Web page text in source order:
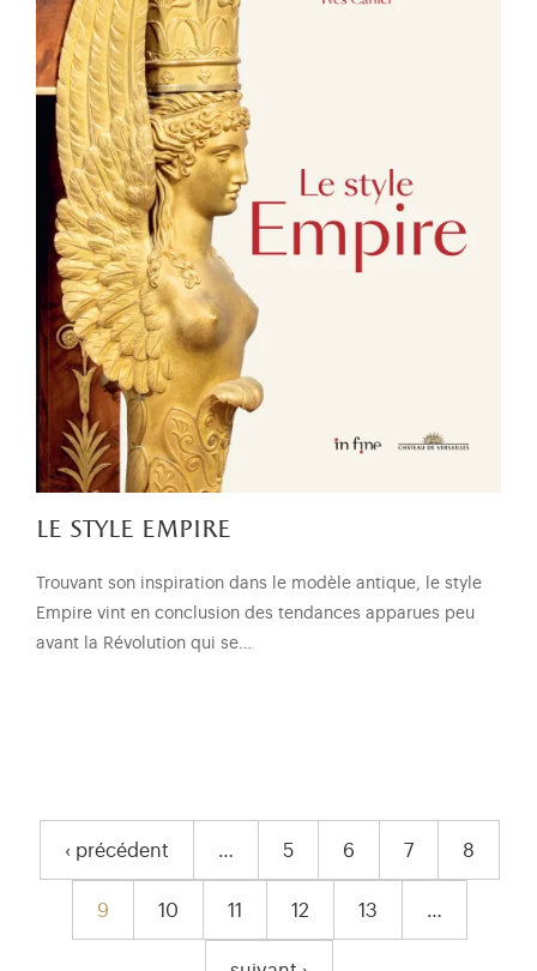
le style empire
Trouvant son inspiration dans le modèle antique, le style
Empire vint en conclusion des tendances apparues peu
avant la Révolution qui se…
Page précédente
‹ précédent … Page
5 Page
6 Page
7 8
Page courante
9 10 Page
11 Page
12 13 …